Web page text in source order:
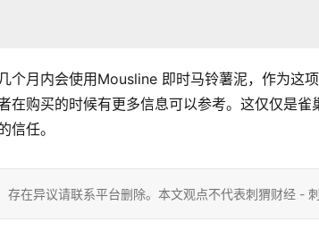
个月内会使用Mousline 即时马铃薯泥，作为这
在购买的时候有更多信息可以参考。这仅仅是
信任。
存在异议请联系平台删除。本文观点不代表刺猬财经 -